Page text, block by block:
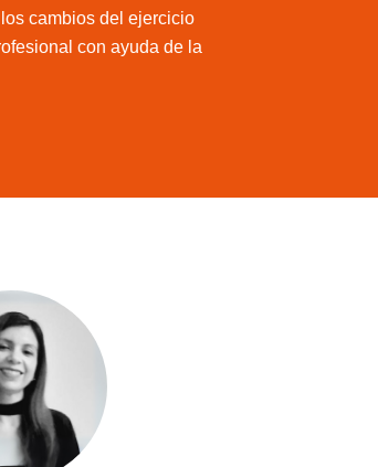
cambios del ejercicio
con ayuda de la